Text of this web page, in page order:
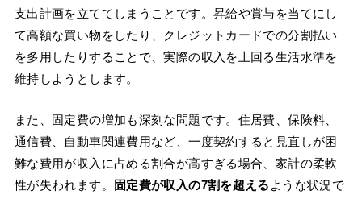
支出計画を立ててしまうことです。昇給や賞与を当てにし
て高額な買い物をしたり、クレジットカードでの分割払い
を多用したりすることで、実際の収入を上回る生活水準を
維持しようとします。
また、固定費の増加も深刻な問題です。住居費、保険料、
通信費、自動車関連費用など、一度契約すると見直しが困
難な費用が収入に占める割合が高すぎる場合、家計の柔軟
性が失われます。
固定費が収入の7割を超える ような状況で